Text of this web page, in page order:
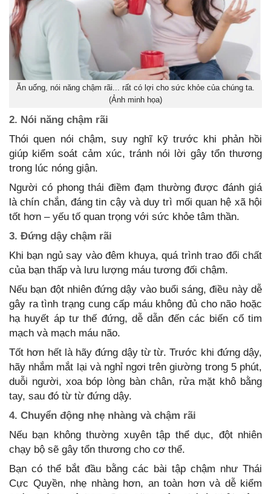
Ăn uống, nói năng chậm rãi... rất có lợi cho sức khỏe của chúng ta.
(Ảnh minh họa)
2. Nói năng chậm rãi
Thói quen nói chậm, suy nghĩ kỹ trước khi phản hồi
giúp kiểm soát cảm xúc, tránh nói lời gây tổn thương
trong lúc nóng giận.
Người có phong thái điềm đạm thường được đánh giá
là chín chắn, đáng tin cậy và duy trì mối quan hệ xã hội
tốt hơn – yếu tố quan trọng với sức khỏe tâm thần.
3. Đứng dậy chậm rãi
Khi bạn ngủ say vào đêm khuya, quá trình trao đổi chất
của bạn thấp và lưu lượng máu tương đối chậm.
Nếu bạn đột nhiên đứng dậy vào buổi sáng, điều này dễ
gây ra tình trạng cung cấp máu không đủ cho não hoặc
hạ huyết áp tư thế đứng, dễ dẫn đến các biến cố tim
mạch và mạch máu não.
Tốt hơn hết là hãy đứng dậy từ từ. Trước khi đứng dậy,
hãy nhắm mắt lại và nghỉ ngơi trên giường trong 5 phút,
duỗi người, xoa bóp lòng bàn chân, rửa mặt khô bằng
tay, sau đó từ từ đứng dậy.
4. Chuyển động nhẹ nhàng và chậm rãi
Nếu bạn không thường xuyên tập thể dục, đột nhiên
chạy bộ sẽ gây tổn thương cho cơ thể.
Bạn có thể bắt đầu bằng các bài tập chậm như Thái
Cực Quyền, nhẹ nhàng hơn, an toàn hơn và dễ kiểm